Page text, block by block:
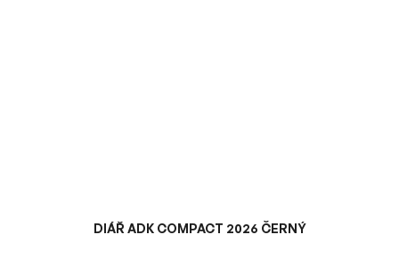
DIÁŘ ADK COMPACT 2026 ČERNÝ